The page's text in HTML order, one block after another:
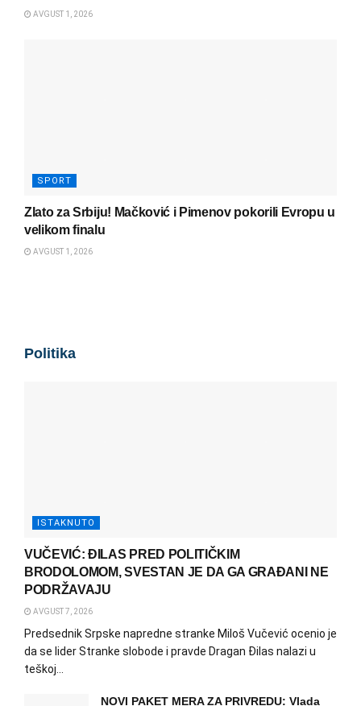
AVGUST 1, 2026
SPORT
Zlato za Srbiju! Mačković i Pimenov pokorili Evropu u
velikom finalu
AVGUST 1, 2026
Politika
ISTAKNUTO
VUČEVIĆ: ĐILAS PRED POLITIČKIM
BRODOLOMOM, SVESTAN JE DA GA GRAĐANI NE
PODRŽAVAJU
AVGUST 7, 2026
Predsednik Srpske napredne stranke Miloš Vučević ocenio je
da se lider Stranke slobode i pravde Dragan Đilas nalazi u
teškoj...
NOVI PAKET MERA ZA PRIVREDU: Vlada